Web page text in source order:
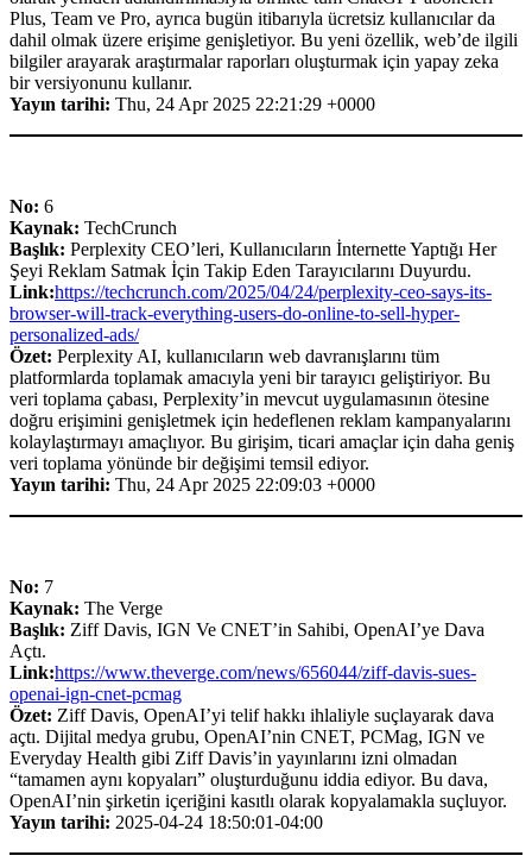
Plus, Team ve Pro, ayrıca bugün itibarıyla ücretsiz kullanıcılar da
dahil olmak üzere erişime genişletiyor. Bu yeni özellik, web’de ilgili
bilgiler arayarak araştırmalar raporları oluşturmak için yapay zeka
bir versiyonunu kullanır.
Yayın tarihi: Thu, 24 Apr 2025 22:21:29 +0000
No: 6
Kaynak: TechCrunch
Başlık: Perplexity CEO’leri, Kullanıcıların İnternette Yaptığı Her
Şeyi Reklam Satmak İçin Takip Eden Tarayıcılarını Duyurdu.
Link:https://techcrunch.com/2025/04/24/perplexity-ceo-says-its-
browser-will-track-everything-users-do-online-to-sell-hyper-
personalized-ads/
Özet: Perplexity AI, kullanıcıların web davranışlarını tüm
platformlarda toplamak amacıyla yeni bir tarayıcı geliştiriyor. Bu
veri toplama çabası, Perplexity’in mevcut uygulamasının ötesine
doğru erişimini genişletmek için hedeflenen reklam kampanyalarını
kolaylaştırmayı amaçlıyor. Bu girişim, ticari amaçlar için daha geniş
veri toplama yönünde bir değişimi temsil ediyor.
Yayın tarihi: Thu, 24 Apr 2025 22:09:03 +0000
No: 7
Kaynak: The Verge
Başlık: Ziff Davis, IGN Ve CNET’in Sahibi, OpenAI’ye Dava
Açtı.
Link:https://www.theverge.com/news/656044/ziff-davis-sues-
openai-ign-cnet-pcmag
Özet: Ziff Davis, OpenAI’yi telif hakkı ihlaliyle suçlayarak dava
açtı. Dijital medya grubu, OpenAI’nin CNET, PCMag, IGN ve
Everyday Health gibi Ziff Davis’in yayınlarını izni olmadan
“tamamen aynı kopyaları” oluşturduğunu iddia ediyor. Bu dava,
OpenAI’nin şirketin içeriğini kasıtlı olarak kopyalamakla suçluyor.
Yayın tarihi: 2025-04-24 18:50:01-04:00